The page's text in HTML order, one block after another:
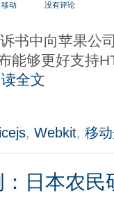
移动 没有评论
书中向苹果公
能够更好支持
全文
, Webkit, 移
：日本农